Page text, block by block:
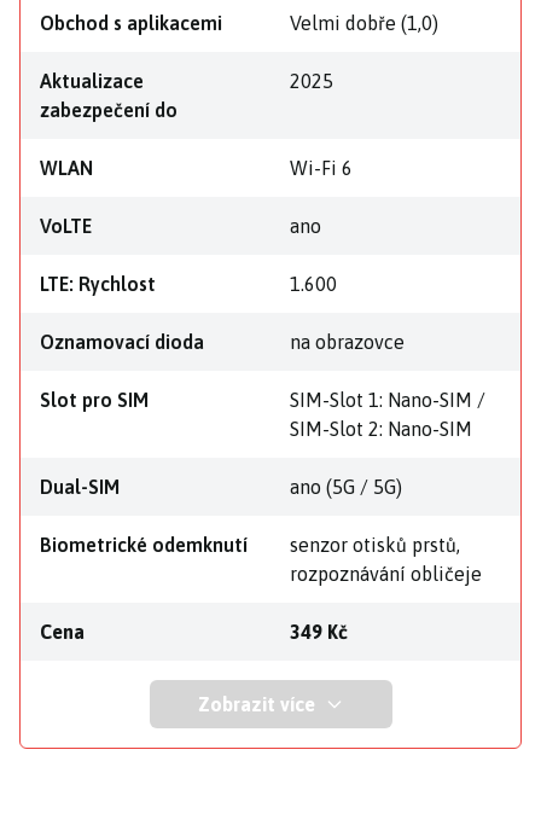
Obchod s aplikacemi Velmi dobře (1,0)
Aktualizace
zabezpečení do
2025
WLAN Wi-Fi 6
VoLTE ano
LTE: Rychlost 1.600
Oznamovací dioda na obrazovce
Slot pro SIM
SIM-Slot 1: Nano-SIM /
SIM-Slot 2: Nano-SIM
Dual-SIM ano (5G / 5G)
Biometrické odemknutí
senzor otisků prstů,
rozpoznávání obličeje
Cena 349 Kč
Zobrazit více